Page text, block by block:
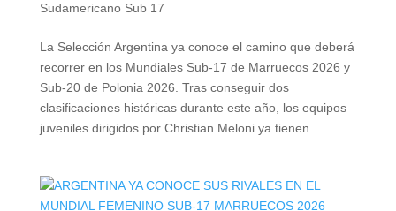
Sudamericano Sub 17
La Selección Argentina ya conoce el camino que deberá
recorrer en los Mundiales Sub-17 de Marruecos 2026 y
Sub-20 de Polonia 2026. Tras conseguir dos
clasificaciones históricas durante este año, los equipos
juveniles dirigidos por Christian Meloni ya tienen...